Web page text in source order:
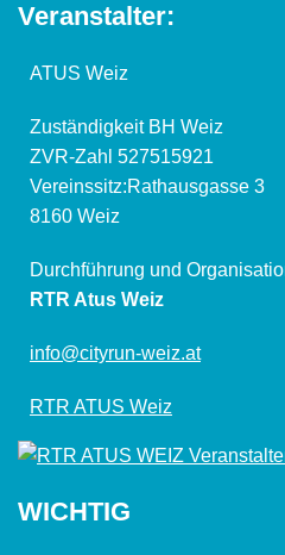
Veranstalter:
ATUS Weiz
Zuständigkeit BH Weiz
ZVR-Zahl 527515921
Vereinssitz:Rathausgasse 3
8160 Weiz
Durchführung und
RTR Atus Weiz
info@cityrun-weiz.at
RTR ATUS Weiz
WICHTIG